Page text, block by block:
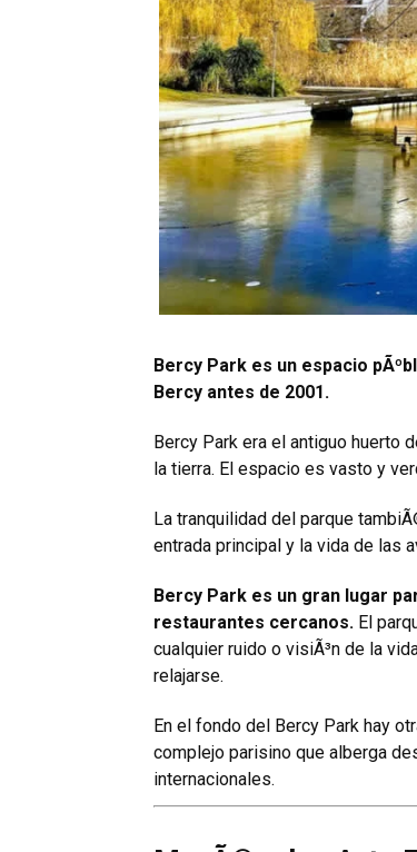
Bercy Park es un espacio
Bercy antes de 2001.
Bercy Park era el antiguo huerto
la tierra. El espacio es vasto y
La tranquilidad del parque
entrada principal y la vida de las
Bercy Park es un gran lugar
restaurantes cercanos. El
cualquier ruido o visiÃ³n de la
relajarse.
En el fondo del Bercy Park hay
complejo parisino que alberga
internacionales.